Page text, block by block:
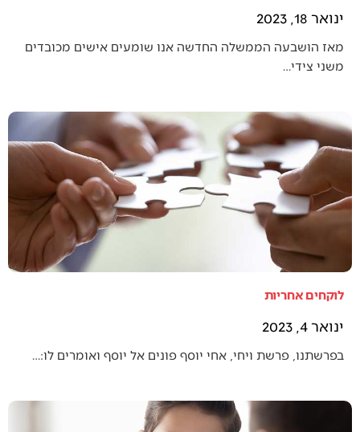
ינואר 18, 2023
מאז הושבעה הממשלה החדשה אנו שומעים אישים מכובדים
משני צידי…
לוקחים אחריות
ינואר 4, 2023
בפרשתנו, פרשת ויחי, אחי יוסף פונים אל יוסף ואומרים לו:…